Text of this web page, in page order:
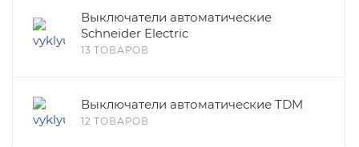
Выключатели автоматические
Schneider Electric
13 ТОВАРОВ
Выключатели автоматические TDM
12 ТОВАРОВ